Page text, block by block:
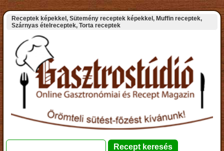
Receptek képekkel, Sütemény receptek képekkel, Muffin receptek,
Szárnyas ételreceptek, Torta receptek